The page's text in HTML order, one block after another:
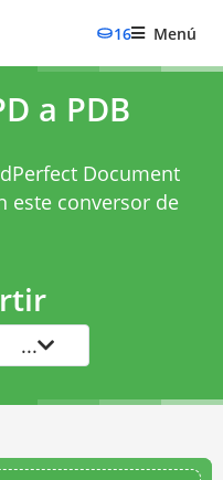
16 Menú
a PDB
Document
este conversor de
...